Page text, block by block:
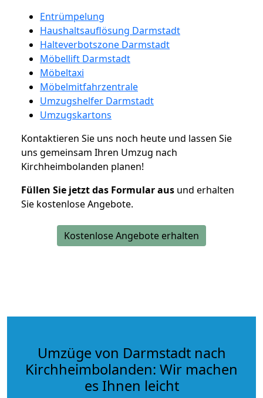
Entrümpelung
Haushaltsauflösung Darmstadt
Halteverbotszone Darmstadt
Möbellift Darmstadt
Möbeltaxi
Möbelmitfahrzentrale
Umzugshelfer Darmstadt
Umzugskartons
Kontaktieren Sie uns noch heute und lassen Sie
uns gemeinsam Ihren Umzug nach
Kirchheimbolanden planen!
Füllen Sie jetzt das Formular aus und erhalten
Sie kostenlose Angebote.
Kostenlose Angebote erhalten
Umzüge von Darmstadt nach
Kirchheimbolanden: Wir machen
es Ihnen leicht